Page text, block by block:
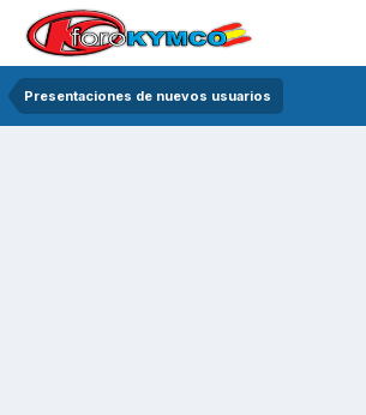
Presentaciones de nuevos usuarios